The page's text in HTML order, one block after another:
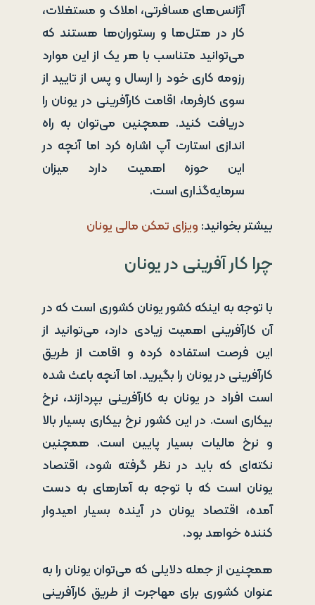
آژانس‌های مسافرتی، املاک و مستغلات،
کار در هتل‌ها و رستوران‌ها هستند که
می‌توانید متناسب با هر یک از این موارد
رزومه کاری خود را ارسال و پس از تایید از
سوی کارفرما، اقامت کارآفرینی در یونان را
دریافت کنید. همچنین می‌توان به راه
اندازی استارت آپ اشاره کرد اما آنچه در
این حوزه اهمیت دارد میزان
سرمایه‌گذاری است.
بیشتر بخوانید: ویزای تمکن مالی یونان
چرا کار آفرینی در یونان
با توجه به اینکه کشور یونان کشوری است که در
آن کارآفرینی اهمیت زیادی دارد، می‌توانید از
این فرصت استفاده کرده و اقامت از طریق
کارآفرینی در یونان را بگیرید. اما آنچه باعث شده
است افراد در یونان به کارآفرینی بپردازند، نرخ
بیکاری است. در این کشور نرخ بیکاری بسیار بالا
و نرخ مالیات بسیار پایین است. همچنین
نکته‌ای که باید در نظر گرفته شود، اقتصاد
یونان است که با توجه به آمارهای به دست
آمده، اقتصاد یونان در آینده بسیار امیدوار
کننده خواهد بود.
همچنین از جمله دلایلی که می‌توان یونان را به
عنوان کشوری برای مهاجرت از طریق کارآفرینی